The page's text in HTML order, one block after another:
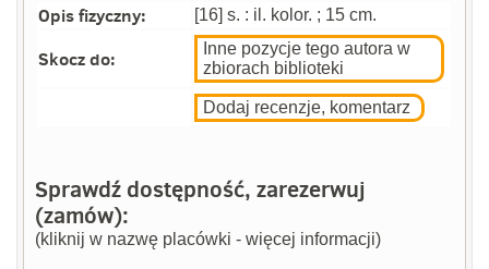
Opis fizyczny: [16] s. : il. kolor. ; 15 cm.
Skocz do:
Inne pozycje tego autora w
zbiorach biblioteki
Dodaj recenzje, komentarz
Sprawdź dostępność, zarezerwuj
(zamów):
(kliknij w nazwę placówki - więcej informacji)